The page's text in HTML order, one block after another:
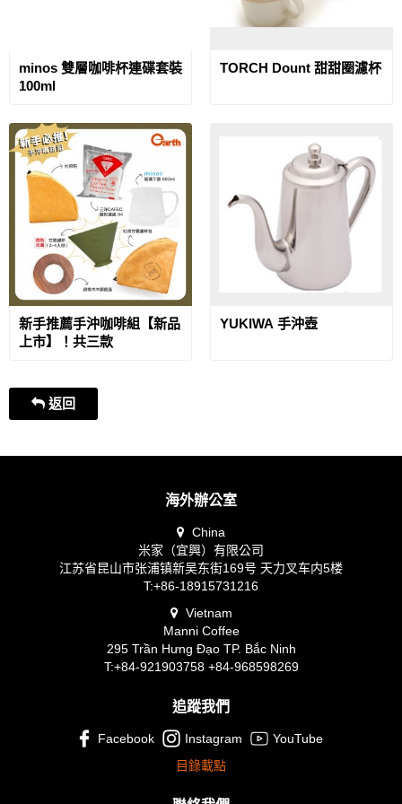
minos 雙層咖啡杯連碟套裝
100ml
TORCH Dount 甜甜圈濾杯
新手推薦手沖咖啡組【新品
上市】！共三款
YUKIWA 手沖壺
返回
海外辦公室
China
米家（宜興）有限公司
江苏省昆山市张浦镇新吴东街169号 天力叉车内5楼
T:+86-18915731216
Vietnam
Manni Coffee
295 Trần Hưng Đạo TP. Bắc Ninh
T:+84-921903758 +84-968598269
追蹤我們
Facebook Instagram
YouTube
目錄載點